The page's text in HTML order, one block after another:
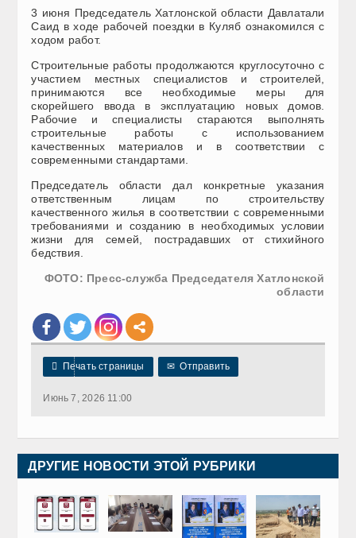
3 июня Председатель Хатлонской области Давлатали
Саид в ходе рабочей поездки в Куляб ознакомился с
ходом работ.
Строительные работы продолжаются круглосуточно с
участием местных специалистов и строителей,
принимаются все необходимые меры для
скорейшего ввода в эксплуатацию новых домов.
Рабочие и специалисты стараются выполнять
строительные работы с использованием
качественных материалов и в соответствии с
современными стандартами.
Председатель области дал конкретные указания
ответственным лицам по строительству
качественного жилья в соответствии с современными
требованиями и созданию в необходимых условии
жизни для семей, пострадавших от стихийного
бедствия.
ФОТО: Пресс-служба Председателя Хатлонской
области
 Печать страницы ✉ Отправить
Июнь 7, 2026 11:00
ДРУГИЕ НОВОСТИ ЭТОЙ РУБРИКИ